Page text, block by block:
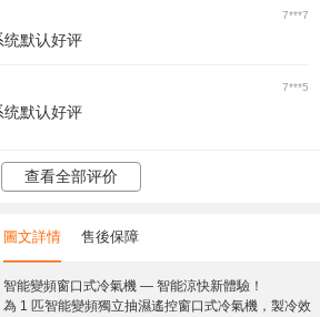
7***7
统默认好评
7***5
统默认好评
查看全部评价
圖文詳情 售後保障
能變頻窗口式冷氣機 — 智能涼快新體驗！
1 匹智能變頻獨立抽濕遙控窗口式冷氣機，製冷效